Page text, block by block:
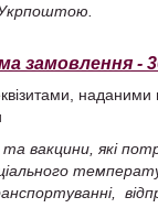
замовлення -
вакцини, які